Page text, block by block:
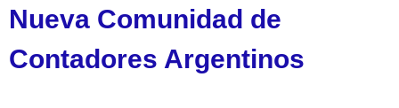
Nueva Comunidad de
Contadores Argentinos